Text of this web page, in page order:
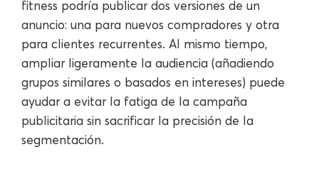
fitness podría publicar dos versiones de un
anuncio: una para nuevos compradores y otra
para clientes recurrentes. Al mismo tiempo,
ampliar ligeramente la audiencia (añadiendo
grupos similares o basados ​​en intereses) puede
ayudar a evitar la fatiga de la campaña
publicitaria sin sacrificar la precisión de la
segmentación.